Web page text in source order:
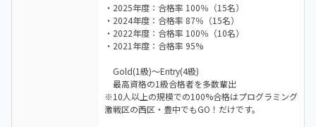
・2025年度：合格率 100％（15名）
・2024年度：合格率 87％（15名）
・2022年度：合格率 100％（10名）
・2021年度：合格率 95%
Gold(1級)～Entry(4級)
最高資格の1級合格者を多数輩出
※10人以上の規模での100%合格はプログラミング
激戦区の西区・豊中でもGO！だけです。